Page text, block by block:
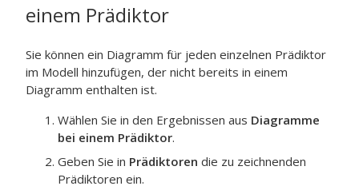
einem Prädiktor
Sie können ein Diagramm für jeden einzelnen Prädiktor
im Modell hinzufügen, der nicht bereits in einem
Diagramm enthalten ist.
Wählen Sie in den Ergebnissen aus Diagramme
bei einem Prädiktor.
Geben Sie in Prädiktoren die zu zeichnenden
Prädiktoren ein.